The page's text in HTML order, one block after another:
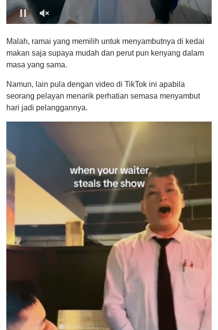
f
1
i
u
e
,
Malah, ramai yang memilih untuk menyambutnya di kedai
makan saja supaya mudah dan perut pun kenyang dalam
masa yang sama.
Namun, lain pula dengan video di TikTok ini apabila
seorang pelayan menarik perhatian semasa menyambut
hari jadi pelanggannya.